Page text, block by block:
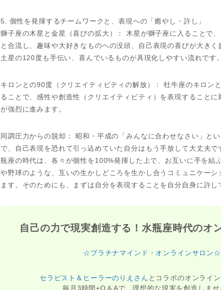
5. 個性を発揮するチームワークと、表現への「癒やし・許し」
獅子座の木星と金星（喜びの拡大）： 木星が獅子座に入ることで
と合流し、趣味や大好きなものへの没頭、自己表現の喜びが大きく
土星の120度も手伝い、喜んでいるものが具現化しやすい流れです。
キロンとの90度（クリエイティビティの解放）： 牡牛座のキロン
ることで、感性や創造性（クリエイティビティ）を表現することに
が強烈に進みます。
同調圧力からの脱却： 昭和・平成の「みんなに合わせなさい」と
で、自己表現を恐れて引っ込めていた自分はもう手放して大丈夫で
瓶座の時代は、各々が個性を100%発揮した上で、お互いに手を結
や野球のような、互いの生かしどころを生かし合うコミュニケーシ
ます。そのためにも、まずは自分を表現することを自分自身に許し
自己の力で現実創造する！水瓶座時代のオ
☆プラチナマインド・オンラインサロン☆
セラピスト＆ヒーラーのりえさん とコラボのオンライ
毎月3時間+Q＆Aで、理想的な現実を創造しませ